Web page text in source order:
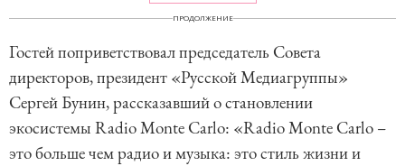
ПРОДОЛЖЕНИЕ
Гостей поприветствовал председатель Совета
директоров, президент «Русской Медиагруппы»
Сергей Бунин, рассказавший о становлении
экосистемы Radio Monte Carlo: «Radio Monte Carlo –
это больше чем радио и музыка: это стиль жизни и